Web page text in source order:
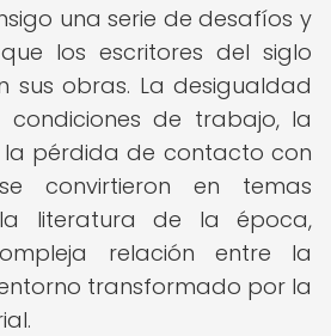
una serie de desafíos y
los escritores del siglo
sus obras. La desigualdad
condiciones de trabajo, la
pérdida de contacto con
convirtieron en temas
literatura de la época,
relación entre la
transformado por la